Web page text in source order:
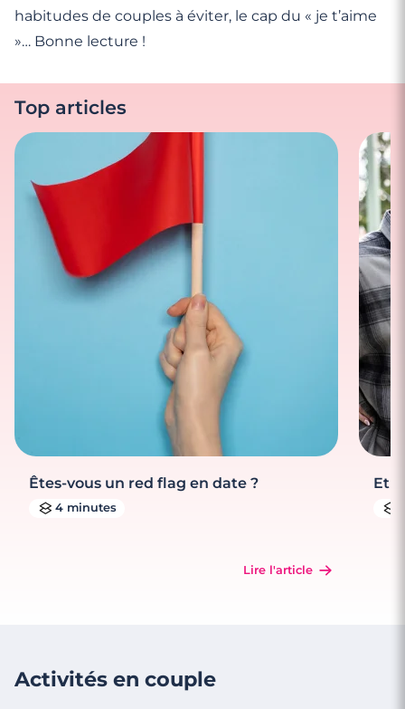
habitudes de couples à éviter, le cap du « je t’aime
»… Bonne lecture !
Top articles
Êtes-vous un red flag en date ?
4 minutes
Lire l'article
Et
Activités en couple